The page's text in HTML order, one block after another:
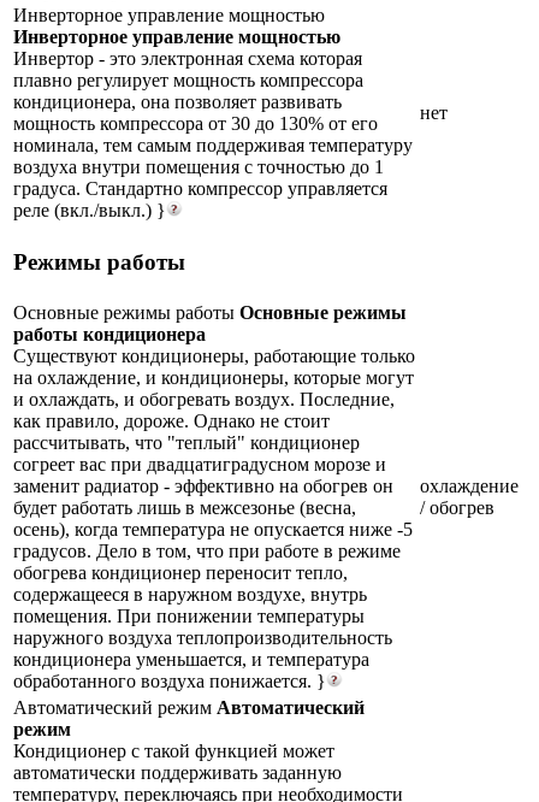
Инверторное управление мощностью
Инверторное управление мощностью
Инвертор - это электронная схема которая
плавно регулирует мощность компрессора
кондиционера, она позволяет развивать
мощность компрессора от 30 до 130% от его
номинала, тем самым поддерживая температуру
воздуха внутри помещения с точностью до 1
градуса. Стандартно компрессор управляется
реле (вкл./выкл.) }
нет
Режимы работы
Основные режимы работы Основные режимы
работы кондиционера
Существуют кондиционеры, работающие только
на охлаждение, и кондиционеры, которые могут
и охлаждать, и обогревать воздух. Последние,
как правило, дороже. Однако не стоит
рассчитывать, что "теплый" кондиционер
согреет вас при двадцатиградусном морозе и
заменит радиатор - эффективно на обогрев он
будет работать лишь в межсезонье (весна,
осень), когда температура не опускается ниже -5
градусов. Дело в том, что при работе в режиме
обогрева кондиционер переносит тепло,
содержащееся в наружном воздухе, внутрь
помещения. При понижении температуры
наружного воздуха теплопроизводительность
кондиционера уменьшается, и температура
обработанного воздуха понижается. }
охлаждение
/ обогрев
Автоматический режим Автоматический
режим
Кондиционер с такой функцией может
автоматически поддерживать заданную
температуру, переключаясь при необходимости